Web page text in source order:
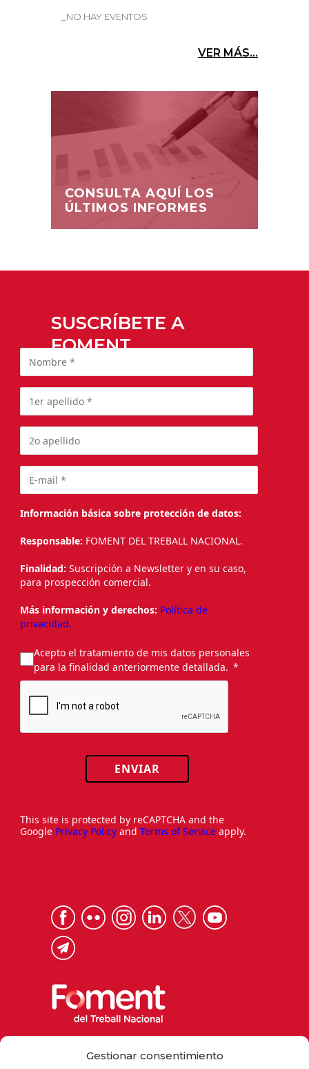
Gestionar consentimiento
_NO HAY EVENTOS
VER MÁS...
CONSULTA AQUÍ LOS
ÚLTIMOS INFORMES
SUSCRÍBETE A
FOMENT
Información básica sobre protección de datos:
Responsable: FOMENT DEL TREBALL NACIONAL.
Finalidad: Suscripción a Newsletter y en su caso,
para prospección comercial.
Más información y derechos: Política de
privacidad.
Acepto el tratamiento de mis datos personales
para la finalidad anteriormente detallada.
ENVIAR
This site is protected by reCAPTCHA and the
Google Privacy Policy and Terms of Service apply.